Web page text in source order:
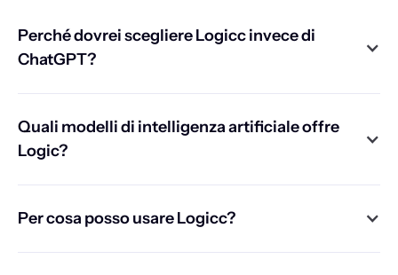
Perché dovrei scegliere Logicc invece di
ChatGPT?
Quali modelli di intelligenza artificiale offre
Logic?
Per cosa posso usare Logicc?